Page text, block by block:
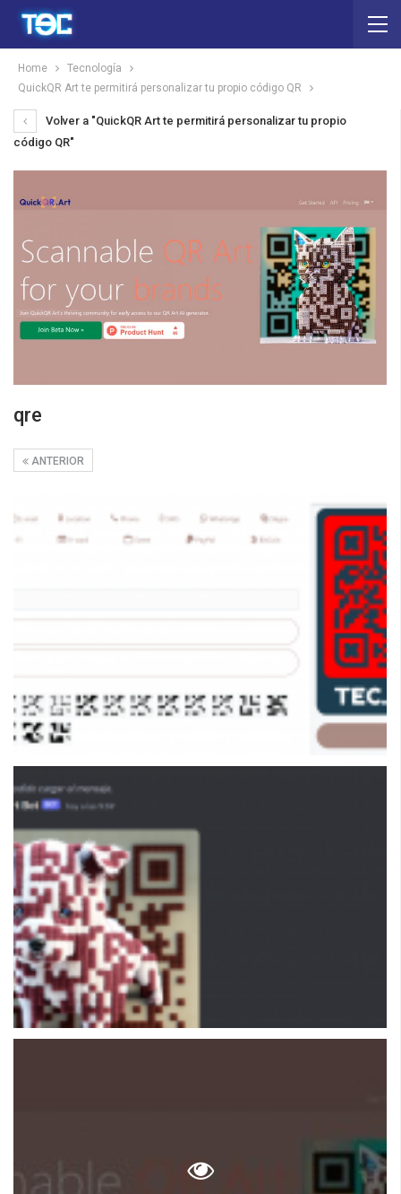
Home
Tecnología
QuickQR Art te permitirá personalizar tu propio código QR
Volver a "QuickQR Art te permitirá personalizar tu propio
código QR"
qre
ANTERIOR